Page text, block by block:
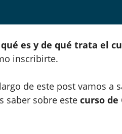
qué es y de qué trata el
inscribirte.
de este post vamos a
saber sobre este curso de